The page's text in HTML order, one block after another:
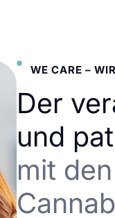
WE CARE –
Der
und
mit